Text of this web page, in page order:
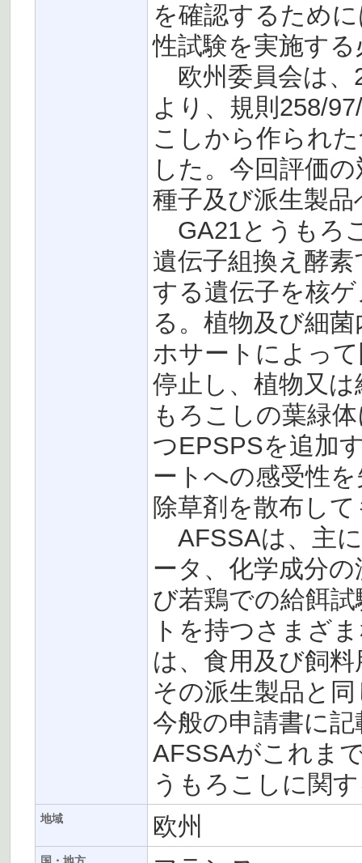
を確認するため
性試験を実施す
欧州委員会は、
より、規則258/
こしから作られ
した。今回評価
種子及び派生製
GA21とうもろ
遺伝子組換え酵
する遺伝子を核
る。植物及び細
ホサートによっ
停止し、植物又
もろこしの葉緑
つEPSPSを追加
ートへの感受性
除草剤を散布し
AFSSAは、主
ータ、化学成分
び若鶏での給餌
トを持つさまざ
は、食用及び飼
その派生製品と
今般の申請書に
AFSSAがこれま
うもろこしに関
地域 欧州